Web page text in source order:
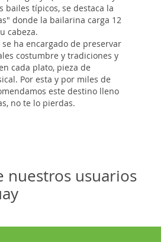
bailes típicos, se destaca la
donde la bailarina carga 12
cabeza.
ha encargado de preservar
costumbre y tradiciones y
cada plato, pieza de
Por esta y por miles de
este destino lleno
no te lo pierdas.
nuestros usuarios